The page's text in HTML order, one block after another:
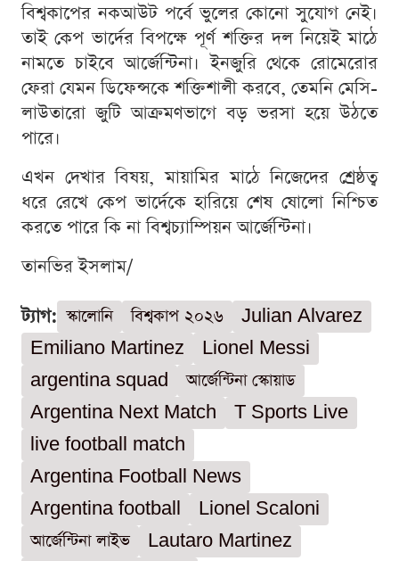
বিশ্বকাপের নকআউট পর্বে ভুলের কোনো সুযোগ নেই।
তাই কেপ ভার্দের বিপক্ষে পূর্ণ শক্তির দল নিয়েই মাঠে
নামতে চাইবে আর্জেন্টিনা। ইনজুরি থেকে রোমেরোর
ফেরা যেমন ডিফেন্সকে শক্তিশালী করবে, তেমনি মেসি-
লাউতারো জুটি আক্রমণভাগে বড় ভরসা হয়ে উঠতে
পারে।
এখন দেখার বিষয়, মায়ামির মাঠে নিজেদের শ্রেষ্ঠত্ব
ধরে রেখে কেপ ভার্দেকে হারিয়ে শেষ ষোলো নিশ্চিত
করতে পারে কি না বিশ্বচ্যাম্পিয়ন আর্জেন্টিনা।
তানভির ইসলাম/
ট্যাগ: স্কালোনি বিশ্বকাপ ২০২৬
Julian Alvarez
Emiliano Martinez
Lionel Messi
argentina squad
আর্জেন্টিনা স্কোয়াড
Argentina Next Match
T Sports Live
live football match
Argentina Football News
Argentina football
Lionel Scaloni
আর্জেন্টিনা লাইভ
Lautaro Martinez